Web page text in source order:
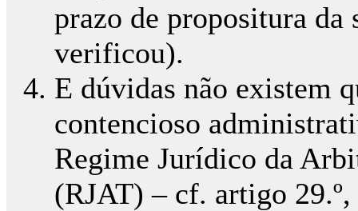
prazo de propositura da
verificou).
E dúvidas não existem
contencioso
Regime Jurídico da
(RJAT) – cf. artigo